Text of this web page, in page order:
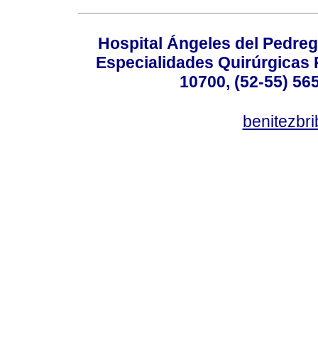
Hospital Ángeles del
Especialidades Quirúrgicas
10700, (52-55)